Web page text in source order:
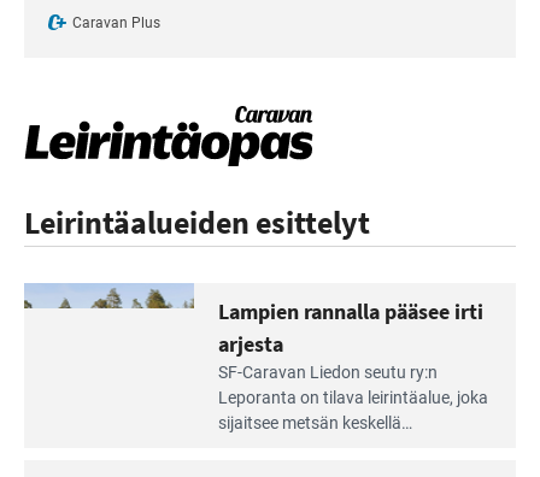
Caravan Plus
Leirintäalueiden esittelyt
Lampien rannalla pääsee irti
arjesta
SF-Caravan Liedon seutu ry:n
Leporanta on tilava leirintäalue, joka
sijaitsee metsän kes­kellä